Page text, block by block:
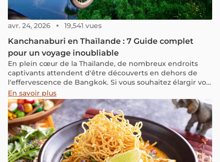
avr. 24, 2026 19,541 vues
Kanchanaburi en Thaïlande : 7 Guide complet
pour un voyage inoubliable
En plein cœur de la Thaïlande, de nombreux endroits
captivants attendent d'être découverts en dehors de
l'effervescence de Bangkok. Si vous souhaitez élargir vos
horizons au-delà de la capitale sans idée précise en tête,
tournez-vous vers Kanchanaburi.
En savoir plus